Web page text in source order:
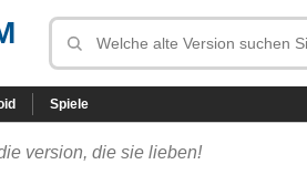
Spiele
version, die sie lieben!